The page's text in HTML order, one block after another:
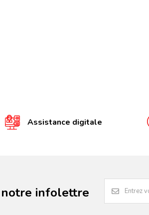
Assistance digitale
infolettre